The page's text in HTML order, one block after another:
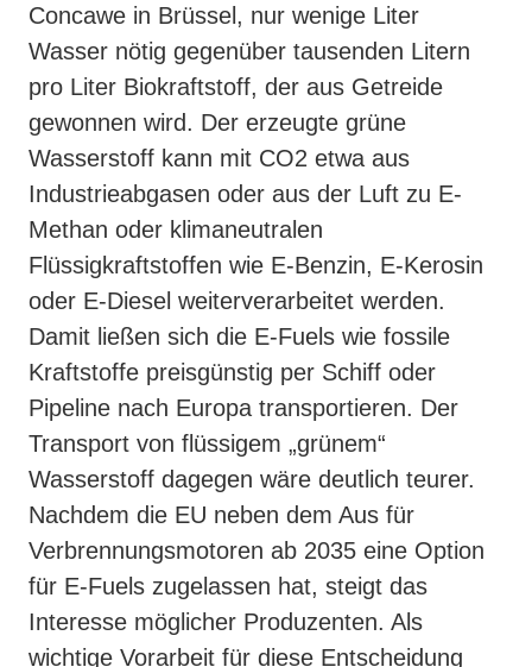
Concawe in Brüssel, nur wenige Liter
Wasser nötig gegenüber tausenden Litern
pro Liter Biokraftstoff, der aus Getreide
gewonnen wird. Der erzeugte grüne
Wasserstoff kann mit CO2 etwa aus
Industrieabgasen oder aus der Luft zu E-
Methan oder klimaneutralen
Flüssigkraftstoffen wie E-Benzin, E-Kerosin
oder E-Diesel weiterverarbeitet werden.
Damit ließen sich die E-Fuels wie fossile
Kraftstoffe preisgünstig per Schiff oder
Pipeline nach Europa transportieren. Der
Transport von flüssigem „grünem“
Wasserstoff dagegen wäre deutlich teurer.
Nachdem die EU neben dem Aus für
Verbrennungsmotoren ab 2035 eine Option
für E-Fuels zugelassen hat, steigt das
Interesse möglicher Produzenten. Als
wichtige Vorarbeit für diese Entscheidung